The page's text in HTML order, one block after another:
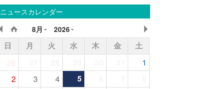
ニュースカレンダー
8月 2026
日 月 火 水 木 金
土
26
1
2
3 4 5
8